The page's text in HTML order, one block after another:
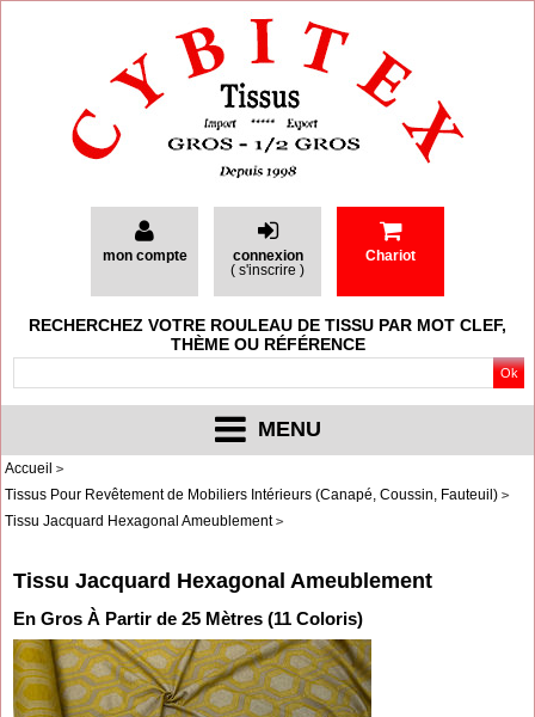
mon compte
connexion
( s'inscrire )
Chariot
MENU
RECHERCHEZ VOTRE ROULEAU DE TISSU PAR MOT CLEF,
THÈME OU RÉFÉRENCE
Accueil
Tissus Pour Revêtement de Mobiliers Intérieurs (Canapé, Coussin, Fauteuil)
Tissu Jacquard Hexagonal Ameublement
Tissu Jacquard Hexagonal Ameublement
En Gros À Partir de 25 Mètres (11 Coloris)